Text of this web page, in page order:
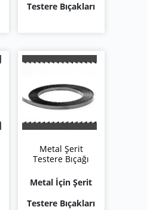
Testere Bıçakları
Metal Şerit
Testere Bıçağı
Metal İçin Şerit
Testere Bıçakları